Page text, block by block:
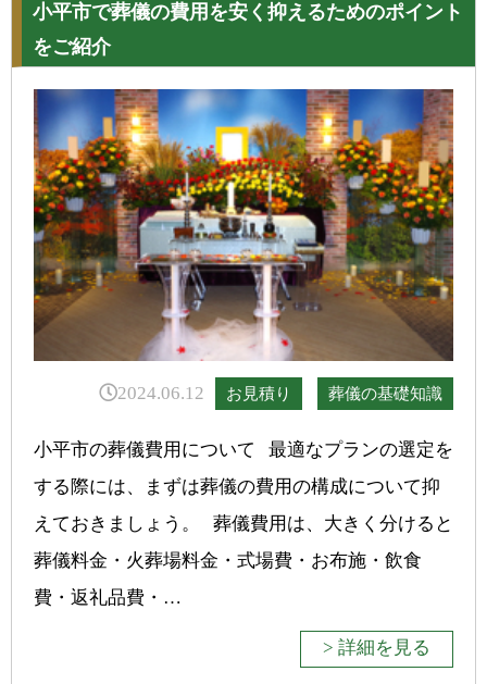
小平市で葬儀の費用を安く抑えるためのポイント
をご紹介
2024.06.12 お見積り 葬儀の基礎知識
小平市の葬儀費用について 最適なプランの選定を
する際には、まずは葬儀の費用の構成について抑
えておきましょう。 葬儀費用は、大きく分けると
葬儀料金・火葬場料金・式場費・お布施・飲食
費・返礼品費・…
> 詳細を見る